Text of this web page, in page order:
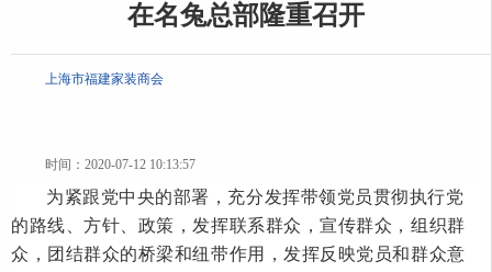
在名兔总部隆重召开
上海市福建家装商会
时间：2020-07-12 10:13:57
为紧跟党中央的部署，充分发挥带领党员贯彻执行党
的路线、方针、政策，发挥联系群众，宣传群众，组织群
众，团结群众的桥梁和纽带作用，发挥反映党员和群众意